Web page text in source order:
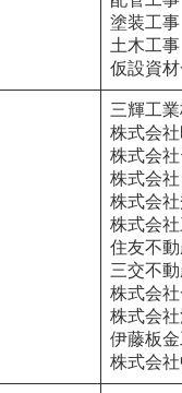
塗装工事
土木工事
仮設資
三輝工
株式会
株式会
株式会
株式会
株式会
住友不
三交不
株式会
株式会
伊藤板
株式会